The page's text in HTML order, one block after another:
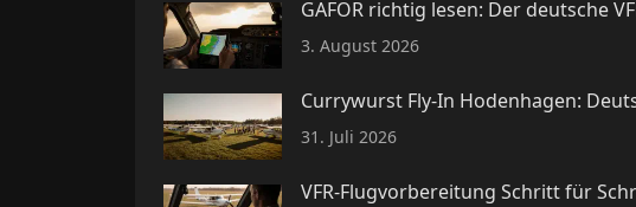
GAFOR richtig lesen: Der deutsche
3. August 2026
Currywurst Fly-In Hodenhagen:
31. Juli 2026
VFR-Flugvorbereitung Schritt für